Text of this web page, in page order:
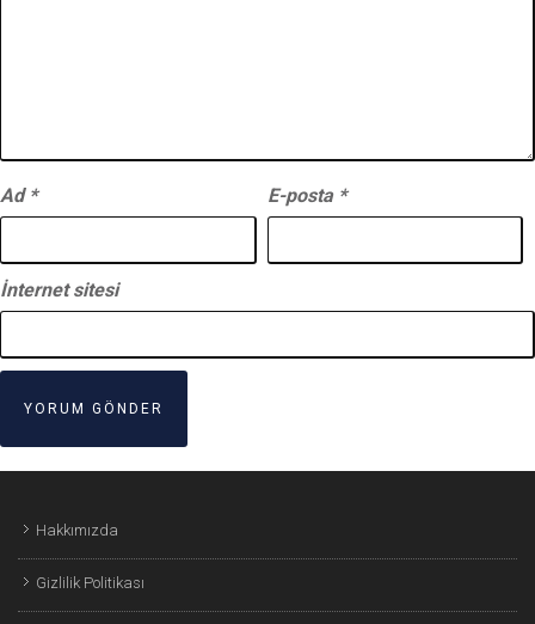
Ad * E-posta *
İnternet sitesi
Hakkımızda
Gizlilik Politikası